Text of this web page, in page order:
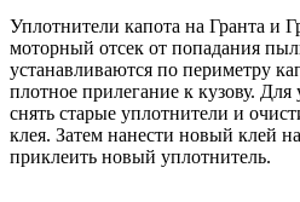
Уплотнители капота на Гранта и
моторный отсек от попадания
устанавливаются по периметру
плотное прилегание к кузову.
снять старые уплотнители и
клея. Затем нанести новый клей
приклеить новый уплотнитель.